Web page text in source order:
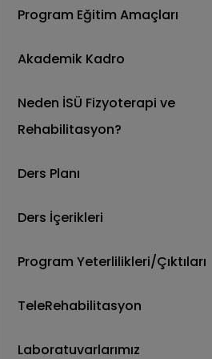
Program Eğitim Amaçları
Akademik Kadro
Neden İSÜ Fizyoterapi ve
Rehabilitasyon?
Ders Planı
Ders İçerikleri
Program Yeterlilikleri/Çıktıları
TeleRehabilitasyon
Laboratuvarlarımız